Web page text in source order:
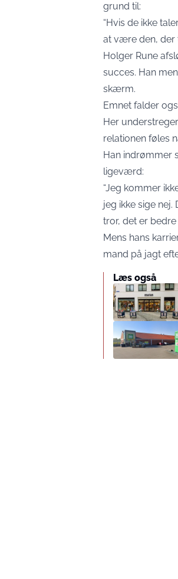
grund til:
“Hvis de ikke
at være den, der
Holger Rune
succes. Han
skærm.
Emnet falder
Her
relationen føles
Han indrømmer
ligeværd:
“Jeg kommer
jeg ikke sige
tror, det er
Mens hans
mand på jagt
Læs også